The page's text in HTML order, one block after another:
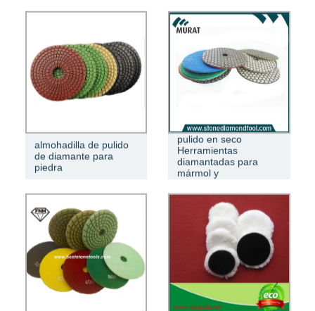
almohadilla de pulido
de diamante para
piedra
Paso 7 Almohadilla de
pulido en seco
Herramientas
diamantadas para
mármol y